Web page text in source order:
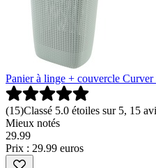
Panier à linge + couvercle
(15)Classé 5.0 étoiles sur 5, 15
Mieux notés
29.99
Prix : 29.99 euros